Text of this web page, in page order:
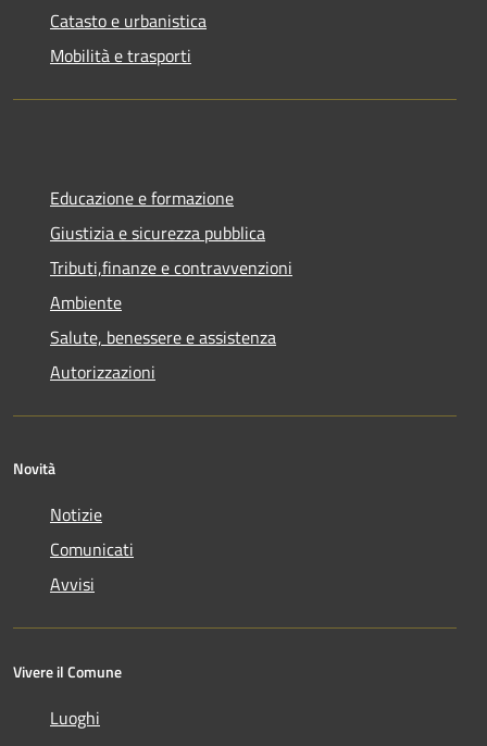
Catasto e urbanistica
Mobilità e trasporti
Educazione e formazione
Giustizia e sicurezza pubblica
Tributi,finanze e contravvenzioni
Ambiente
Salute, benessere e assistenza
Autorizzazioni
Novità
Notizie
Comunicati
Avvisi
Vivere il Comune
Luoghi